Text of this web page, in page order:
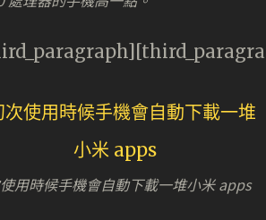
用時候手機會自動下載一堆小米 apps